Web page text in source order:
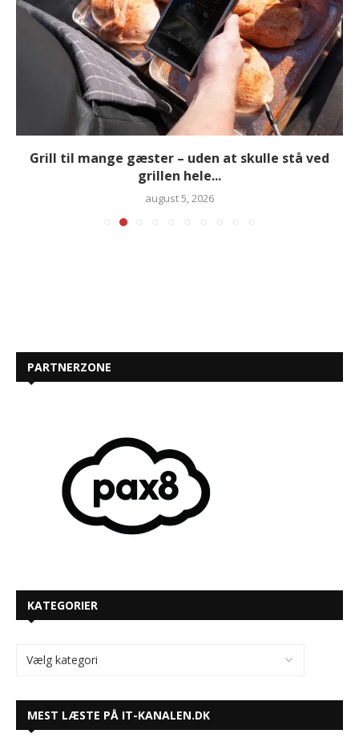
Grill til mange gæster – uden at skulle stå ved
grillen hele...
august 5, 2026
PARTNERZONE
KATEGORIER
MEST LÆSTE PÅ IT-KANALEN.DK